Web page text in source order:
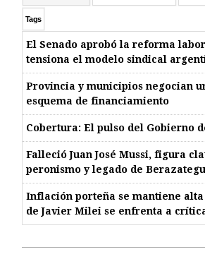
Tags
El Senado aprobó la reforma
tensiona el modelo sindical
Provincia y municipios negocian
esquema de financiamiento
Cobertura: El pulso del Gobierno
Falleció Juan José Mussi, figura
peronismo y legado de
Inflación porteña se mantiene
de Javier Milei se enfrenta a